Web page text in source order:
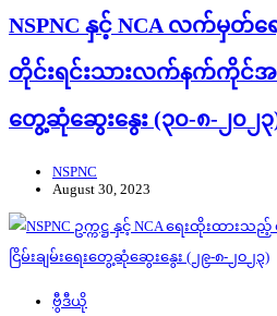
NSPNC နှင့် NCA လက်မှတ်
တိုင်းရင်းသားလက်နက်ကိုင်အ
တွေ့ဆုံဆွေးနွေး (၃၀-၈-၂၀၂၃
NSPNC
August 30, 2023
ဗွီဒီယို